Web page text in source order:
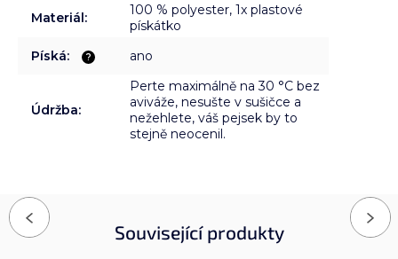
Materiál:
100 % polyester, 1x plastové
pískátko
?
Píská: ano
Údržba:
Perte maximálně na 30 °C bez
aviváže, nesušte v sušičce a
nežehlete, váš pejsek by to
stejně neocenil.
Související produkty
Previous Next